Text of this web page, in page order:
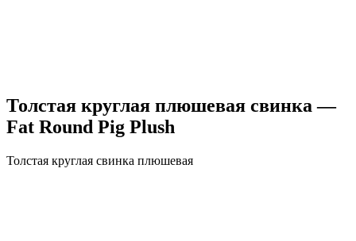
Толстая круглая плюшевая свинка —
Fat Round Pig Plush
Толстая круглая свинка плюшевая